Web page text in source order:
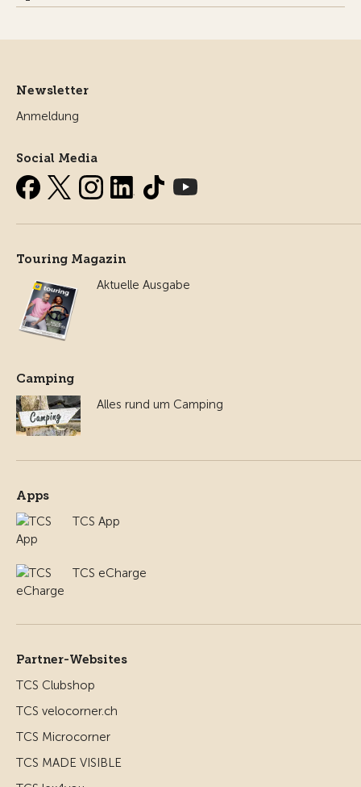
Newsletter
Anmeldung
Social Media
Touring Magazin
Aktuelle Ausgabe
Camping
Alles rund um Camping
Apps
TCS App
TCS eCharge
Partner-Websites
TCS Clubshop
TCS velocorner.ch
TCS Microcorner
TCS MADE VISIBLE